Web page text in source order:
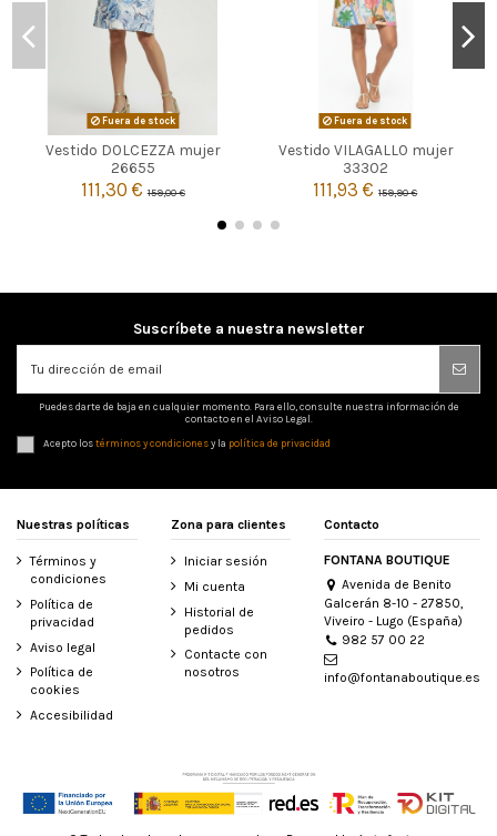
Fuera de stock
Vestido DOLCEZZA mujer
26655
111,30 €159,00 €
 Agotado
Fuera de stock
Vestido VILAGALLO mujer
33302
111,93 €159,90 €
 Agotado
Suscríbete a nuestra newsletter
Puedes darte de baja en cualquier momento. Para ello, consulte nuestra información de
contacto en el Aviso Legal.
Acepto lostérminos y condicionesy la política de privacidad
Nuestras políticas
Términos y
condiciones
Política de
privacidad
Aviso legal
Política de
cookies
Accesibilidad
Zona para clientes
Iniciar sesión
Mi cuenta
Historial de
pedidos
Contacte con
nosotros
Contacto
FONTANA BOUTIQUE
Avenida de Benito
Galcerán 8-10 - 27850,
Viveiro - Lugo (España)
982 57 00 22
info@fontanaboutique.es